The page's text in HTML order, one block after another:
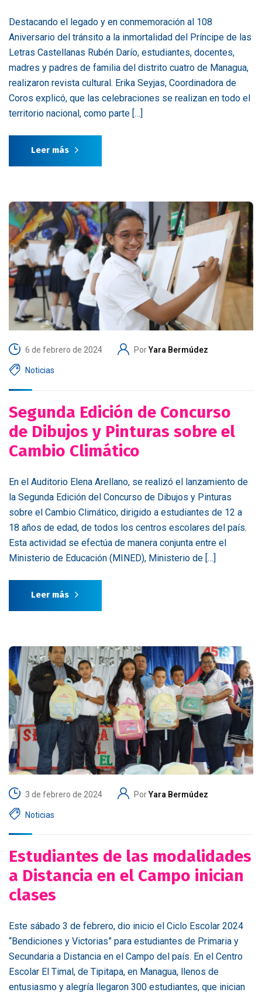
Destacando el legado y en conmemoración al 108
Aniversario del tránsito a la inmortalidad del Príncipe de las
Letras Castellanas Rubén Darío, estudiantes, docentes,
madres y padres de familia del distrito cuatro de Managua,
realizaron revista cultural. Erika Seyjas, Coordinadora de
Coros explicó, que las celebraciones se realizan en todo el
territorio nacional, como parte […]
Leer más
6 de febrero de 2024 PorYara Bermúdez
Noticias
Segunda Edición de Concurso
de Dibujos y Pinturas sobre el
Cambio Climático
En el Auditorio Elena Arellano, se realizó el lanzamiento de
la Segunda Edición del Concurso de Dibujos y Pinturas
sobre el Cambio Climático, dirigido a estudiantes de 12 a
18 años de edad, de todos los centros escolares del país.
Esta actividad se efectúa de manera conjunta entre el
Ministerio de Educación (MINED), Ministerio de […]
Leer más
3 de febrero de 2024 PorYara Bermúdez
Noticias
Estudiantes de las modalidades
a Distancia en el Campo inician
clases
Este sábado 3 de febrero, dio inicio el Ciclo Escolar 2024
“Bendiciones y Victorias” para estudiantes de Primaria y
Secundaria a Distancia en el Campo del país. En el Centro
Escolar El Timal, de Tipitapa, en Managua, llenos de
entusiasmo y alegría llegaron 300 estudiantes, que inician